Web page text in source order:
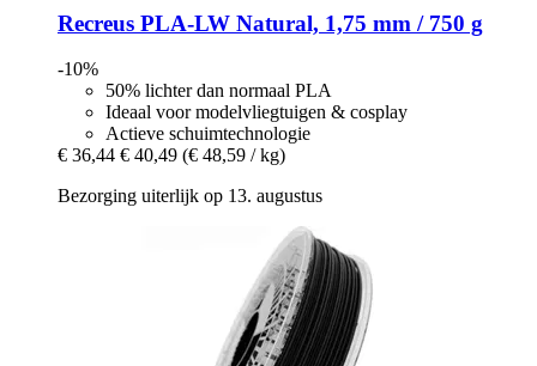
Recreus PLA-​LW Natural, 1,75 mm / 750 g
-10%
50% lichter dan normaal PLA
Ideaal voor modelvliegtuigen & cosplay
Actieve schuimtechnologie
€ 36,44 € 40,49 (€ 48,59 / kg)
Bezorging uiterlijk op 13. augustus